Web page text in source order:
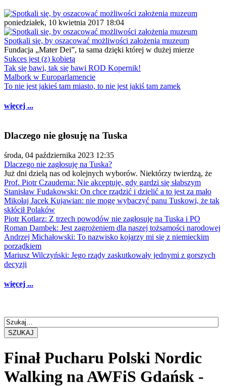
poniedziałek, 10 kwietnia 2017 18:04
Spotkali się, by oszacować możliwości założenia muzeum
Fundacja „Mater Dei”, ta sama dzięki której w dużej mierze
Sukces jest (z) kobietą
Tak się bawi, tak się bawi ROD Kopernik!
Malbork w Europarlamencie
To nie jest jakieś tam miasto, to nie jest jakiś tam zamek
więcej ...
Dlaczego nie głosuję na Tuska
środa, 04 października 2023 12:35
Dlaczego nie zagłosuję na Tuska?
Już dni dzielą nas od kolejnych wyborów. Niektórzy twierdzą, że
Prof. Piotr Czauderna: Nie akceptuję, gdy gardzi się słabszym
Stanisław Fudakowski: On chce rządzić i dzielić a to jest za mało
Mikołaj Jacek Kujawian: nie mogę wybaczyć panu Tuskowi, że tak
skłócił Polaków
Piotr Kotlarz: Z trzech powodów nie zagłosuję na Tuska i PO
Roman Dambek: Jest zagrożeniem dla naszej tożsamości narodowej
Andrzej Michałowski: To nazwisko kojarzy mi się z niemieckim
porządkiem
Mariusz Wilczyński: Jego rządy zaskutkowały jednymi z gorszych
decyzji
więcej ...
SZUKAJ
Finał Pucharu Polski Nordic
Walking na AWFiS Gdańsk -